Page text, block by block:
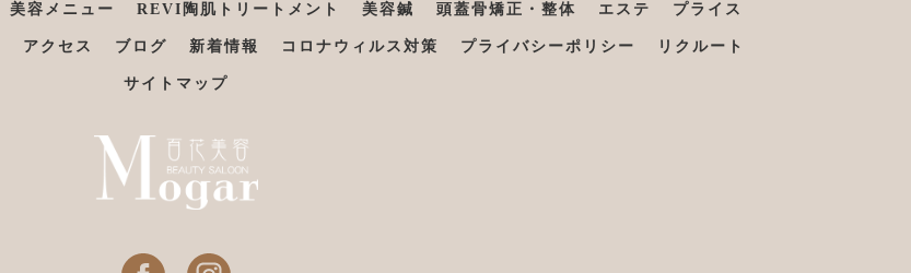
美容メニュー REVI陶肌トリートメント 美容鍼 頭蓋骨矯正・整体 エステ プライス
アクセス ブログ 新着情報 コロナウィルス対策 プライバシーポリシー リクルート
サイトマップ